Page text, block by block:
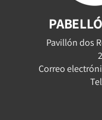
Pavillón dos
Correo